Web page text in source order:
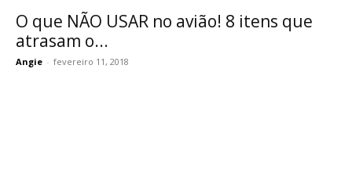
O que NÃO USAR no avião! 8 itens que
atrasam o...
Angie - fevereiro 11, 2018